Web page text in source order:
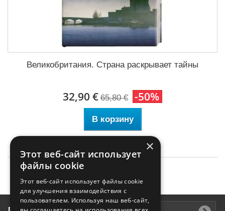
Великобритания. Страна раскрывает тайны
32,90 € 65,80 € -50%
В корзину
×
Этот веб-сайт использует
файлы cookie
Этот веб-сайт использует файлы cookie
для улучшения взаимодействия с
пользователем. Используя наш веб-сайт,